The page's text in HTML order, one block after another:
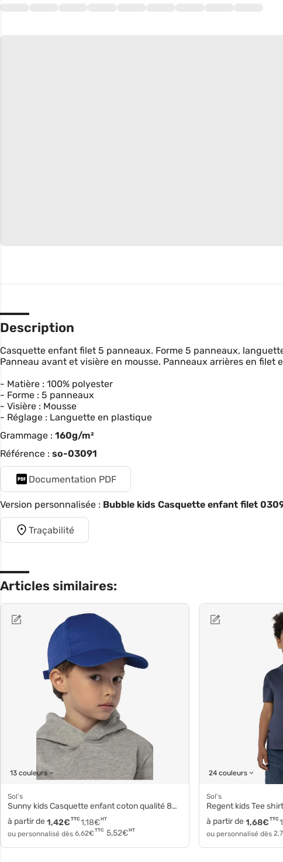
Description
Casquette enfant filet 5 panneaux. Forme 5 panneaux,
Panneau avant et visière en mousse. Panneaux arrières en filet
- Matière : 100% polyester
- Forme : 5 panneaux
- Visière : Mousse
- Réglage : Languette en plastique
Grammage : 160g/m²
Référence : so-03091
Documentation PDF
Version personnalisée : Bubble kids Casquette enfant filet
Traçabilité
Articles similaires:
13 couleurs
Sol's
Sunny kids Casquette enfant coton qualité 88111
à partir de
1,18€HT
1,42€ TTC
ou personnalisé dès 6,62€ TTC 5,52€HT
24 couleurs
Sol's
Regent kids Tee
à partir de1,68€ TTC
ou personnalisé dès